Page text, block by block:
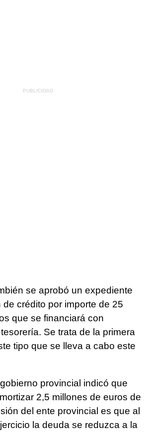
se aprobó un expediente
crédito por importe de 25
que se financiará con
Se trata de la primera
tipo que se lleva a cabo este
provincial indicó que
2,5 millones de euros de
del ente provincial es que al
la deuda se reduzca a la